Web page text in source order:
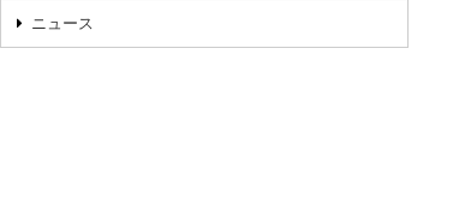
ニュース